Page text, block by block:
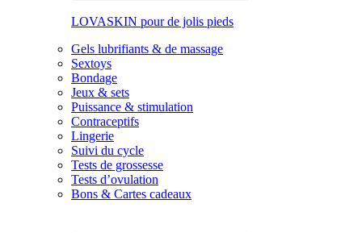
LOVASKIN pour de jolis pieds
Gels lubrifiants & de massage
Sextoys
Bondage
Jeux & sets
Puissance & stimulation
Contraceptifs
Lingerie
Suivi du cycle
Tests de grossesse
Tests d’ovulation
Bons & Cartes cadeaux